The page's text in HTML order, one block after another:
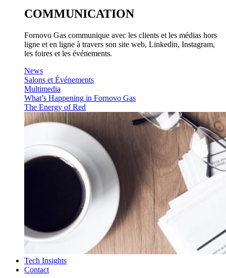
COMMUNICATION
Fornovo Gas communique avec les clients et les médias hors
ligne et en ligne à travers son site web, Linkedin, Instagram,
les foires et les événements.
News
Salons et Événements
Multimedia
What’s Happening in Fornovo Gas
The Energy of Red
Tech Insights
Contact